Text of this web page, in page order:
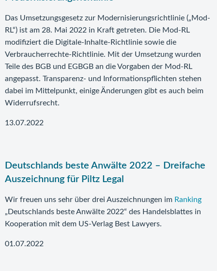
Das Umsetzungsgesetz zur Modernisierungsrichtlinie („Mod-
RL“) ist am 28. Mai 2022 in Kraft getreten. Die Mod-RL
modifiziert die Digitale-Inhalte-Richtlinie sowie die
Verbraucherrechte-Richtlinie. Mit der Umsetzung wurden
Teile des BGB und EGBGB an die Vorgaben der Mod-RL
angepasst. Transparenz- und Informationspflichten stehen
dabei im Mittelpunkt, einige Änderungen gibt es auch beim
Widerrufsrecht.
13.07.2022
Deutschlands beste Anwälte 2022 – Dreifache
Auszeichnung für Piltz Legal
Wir freuen uns sehr über drei Auszeichnungen im Ranking
„Deutschlands beste Anwälte 2022“ des Handelsblattes in
Kooperation mit dem US-Verlag Best Lawyers.
01.07.2022